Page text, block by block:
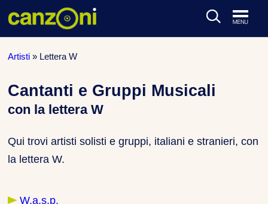
CONCERTI DAL VIVO
Artisti » Lettera W
Cantanti e Gruppi Musicali
con la lettera W
Qui trovi artisti solisti e gruppi, italiani e stranieri, con
la lettera W.
W.a.s.p.